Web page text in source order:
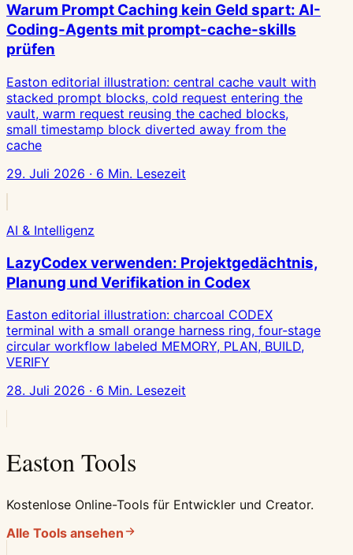
Warum Prompt Caching kein Geld spart: AI-
Coding-Agents mit prompt-cache-skills
prüfen
Easton editorial illustration: central cache vault with
stacked prompt blocks, cold request entering the
vault, warm request reusing the cached blocks,
small timestamp block diverted away from the
cache
29. Juli 2026 · 6 Min. Lesezeit
AI & Intelligenz
LazyCodex verwenden: Projektgedächtnis,
Planung und Verifikation in Codex
Easton editorial illustration: charcoal CODEX
terminal with a small orange harness ring, four-stage
circular workflow labeled MEMORY, PLAN, BUILD,
VERIFY
28. Juli 2026 · 6 Min. Lesezeit
Easton Tools
Kostenlose Online-Tools für Entwickler und Creator.
Alle Tools ansehen